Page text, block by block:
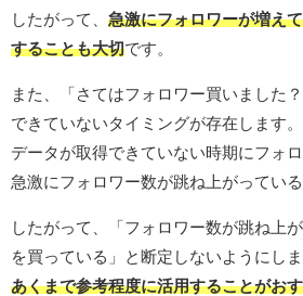
したがって、 急激にフォロワーが増え
することも大切です。
また、「さてはフォロワー買いました
できていないタイミングが存在します。
データが取得できていない時期にフォ
急激にフォロワー数が跳ね上がってい
したがって、「フォロワー数が跳ね上
を買っている」と断定しないようにしま
あくまで参考程度に活用することがお